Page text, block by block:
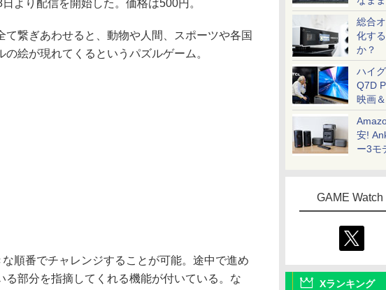
総合
化す
か？
ハイ
Q7D
映画
安!
ー3モ
GAME
Xランキング
より配信を開始した。価格は500円。
繋ぎあわせると、動物や人間、スポーツや各国
絵が現れてくるというパズルゲーム。
順番でチャレンジすることが可能。途中で進め
る部分を指摘してくれる機能が付いている。な